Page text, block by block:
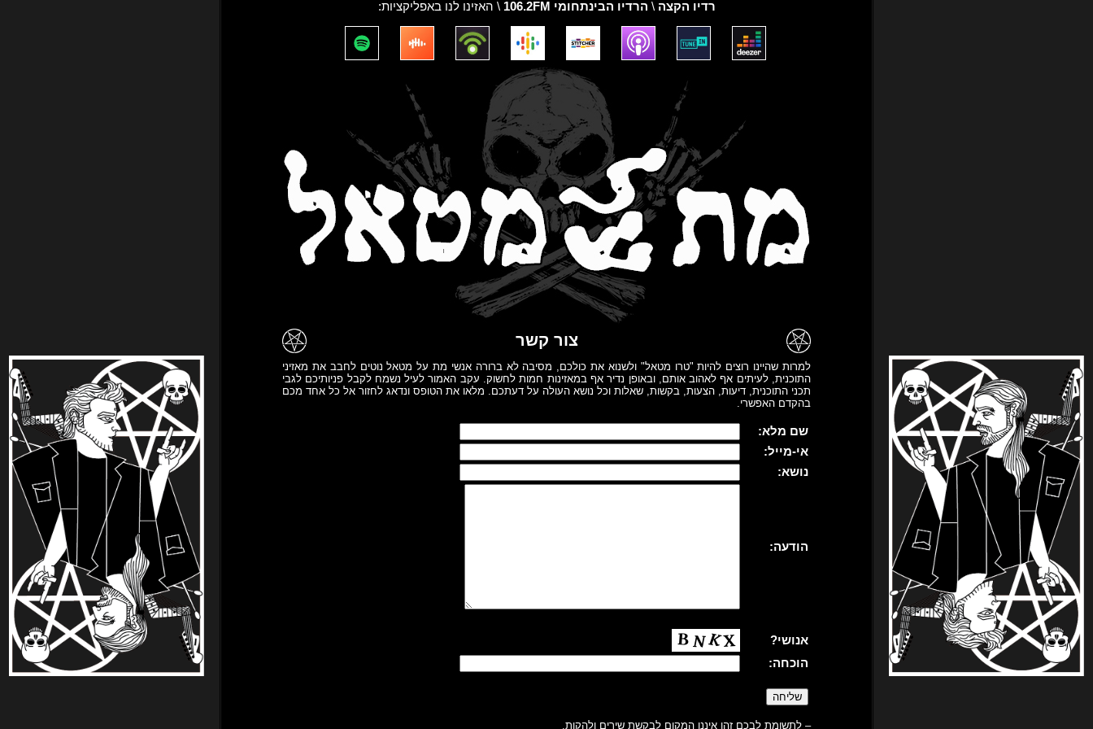
רדיו הקצה \ הרדיו הבינתחומי 106.2FM \ האזינו לנו באפליקציות:
צור קשר
למרות שהיינו רוצים להיות "טרו מטאל" ולשנוא את כולכם, מסיבה לא ברורה אנשי מת על מטאל נוטים לחבב את מאזיני
התוכנית, לעיתים אף לאהוב אותם, ובאופן נדיר אף במאזינות חמות לחשוק. עקב האמור לעיל נשמח לקבל פניותיכם לגבי
תכני התוכנית, דיעות, הצעות, בקשות, שאלות וכל נושא העולה על דעתכם. מלאו את הטופס ונדאג לחזור אל כל אחד מכם
בהקדם האפשרי.
שם מלא:
אי-מייל:
נושא:
הודעה:
אנושי?
הוכחה:
– לתשומת לבכם זהו איננו המקום לבקשת שירים ולהקות.